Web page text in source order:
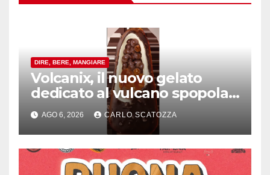
DIRE, BERE, MANGIARE
Volcanix, il nuovo gelato
dedicato al vulcano spopola,
è nato a Caivano
AGO 6, 2026 CARLO SCATOZZA